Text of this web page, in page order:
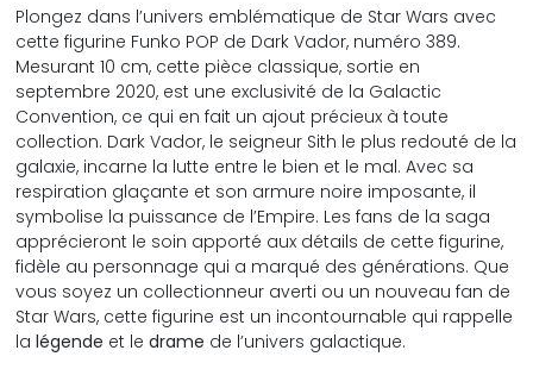
Plongez dans l’univers emblématique de Star Wars avec
cette figurine Funko POP de Dark Vador, numéro 389.
Mesurant 10 cm, cette pièce classique, sortie en
septembre 2020, est une exclusivité de la Galactic
Convention, ce qui en fait un ajout précieux à toute
collection. Dark Vador, le seigneur Sith le plus redouté de la
galaxie, incarne la lutte entre le bien et le mal. Avec sa
respiration glaçante et son armure noire imposante, il
symbolise la puissance de l’Empire. Les fans de la saga
apprécieront le soin apporté aux détails de cette figurine,
fidèle au personnage qui a marqué des générations. Que
vous soyez un collectionneur averti ou un nouveau fan de
Star Wars, cette figurine est un incontournable qui rappelle
lalégende et ledrame de l’univers galactique.